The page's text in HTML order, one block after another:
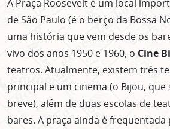
A Praça Roosevelt é um local
de São Paulo (é o berço da Bossa
uma história que vem desde os
vivo dos anos 1950 e 1960, o Cine
teatros. Atualmente, existem três
principal e um cinema (o Bijou,
breve), além de duas escolas de
bares. A praça ainda é frequentada